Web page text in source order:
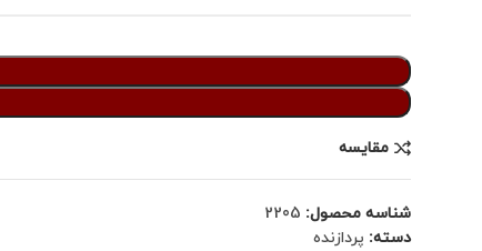
مقایسه
شناسه محصول: 2205
دسته: پردازنده